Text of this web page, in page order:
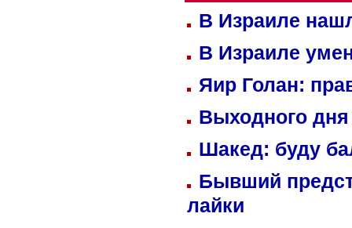
В Израиле
В Израиле
Яир Голан:
Выходного
Шакед: буду
Бывший
лайки